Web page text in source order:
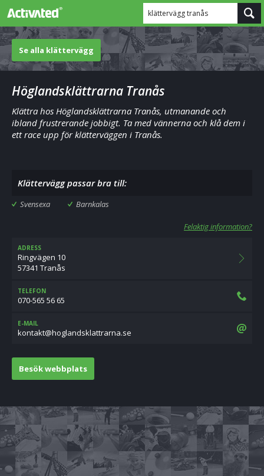
klättervägg tranås
Se alla klättervägg
Höglandsklättrarna Tranås
Klättra hos Höglandsklättrarna Tranås, utmanande och
ibland frustrerande jobbigt. Ta med vännerna och klå dem i
ett race upp för klätterväggen i Tranås.
Klättervägg passar bra till:
Svensexa Barnkalas
Felaktig information?
ADRESS
Ringvägen 10
57341 Tranås
TELEFON
070-565 56 65
E-MAIL
es.anrarttalksdnalgoh@tkatnok
Besök webbplats